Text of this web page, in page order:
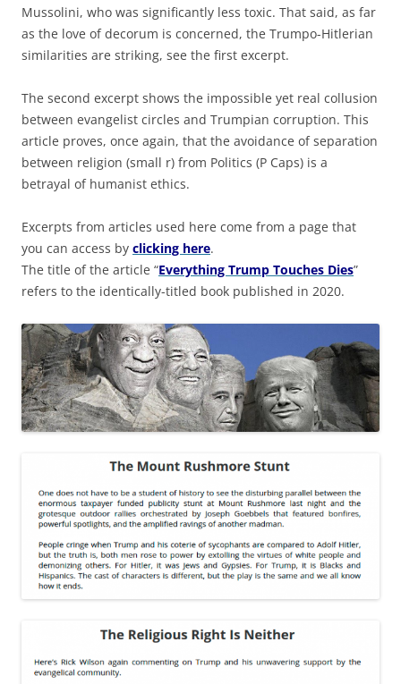
Mussolini, who was significantly less toxic. That said, as far
as the love of decorum is concerned, the Trumpo-Hitlerian
similarities are striking, see the first excerpt.
The second excerpt shows the impossible yet real collusion
between evangelist circles and Trumpian corruption. This
article proves, once again, that the avoidance of separation
between religion (small r) from Politics (P Caps) is a
betrayal of humanist ethics.
Excerpts from articles used here come from a page that
you can access by clicking here.
The title of the article “Everything Trump Touches Dies”
refers to the identically-titled book published in 2020.